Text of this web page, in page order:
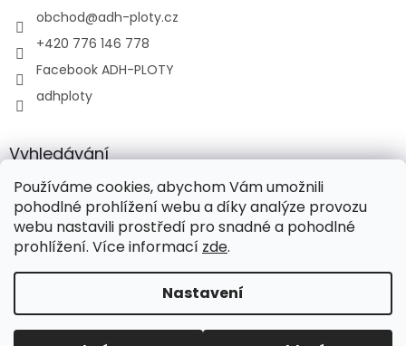
Používáme cookies, abychom Vám umožnili
pohodlné prohlížení webu a díky analýze provozu
webu nastavili prostředí pro snadné a pohodlné
prohlížení. Více informací zde.
Nastavení
obchod@adh-ploty.cz
+420 776 146 778
Facebook ADH-PLOTY
adhploty
Vyhledávání
HLEDAT
Copyright 2026ADH-PLOTY s.r.o.. Všechna práva